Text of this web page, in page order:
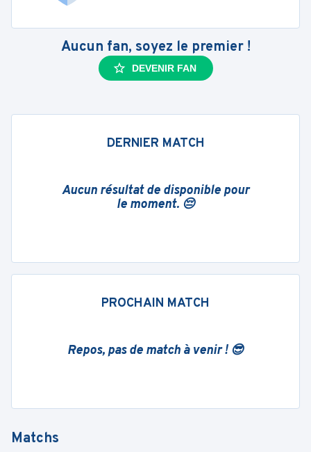
Aucun fan, soyez le premier !
DEVENIR FAN
DERNIER MATCH
Aucun résultat de disponible pour
le moment. 😔
PROCHAIN MATCH
Repos, pas de match à venir ! 😎
Matchs